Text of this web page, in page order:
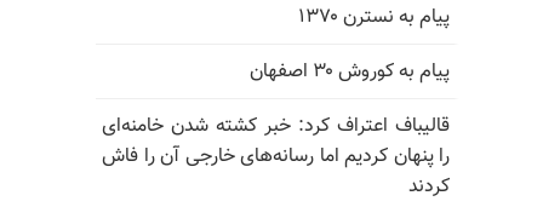
پیام به نسترن ۱۳۷۰
پیام به کوروش ۳۰ اصفهان
قالیباف اعتراف کرد: خبر کشته شدن خامنه‌ای
را پنهان کردیم اما رسانه‌های خارجی آن را فاش
کردند